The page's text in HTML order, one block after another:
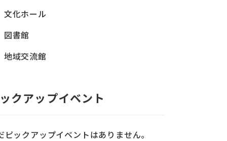
文化ホール
図書館
地域交流館
クアップイベント
ピックアップイベントはありません。